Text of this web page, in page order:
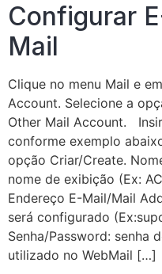
Configurar
Mail
Clique no menu Mail e
Account. Selecione a
Other Mail Account.
conforme exemplo
opção Criar/Create.
nome de exibição (Ex:
Endereço E-Mail/Mail
será configurado
Senha/Password: senha
utilizado no WebMail […]